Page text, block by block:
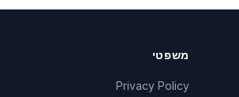
משפטי
Privacy Policy